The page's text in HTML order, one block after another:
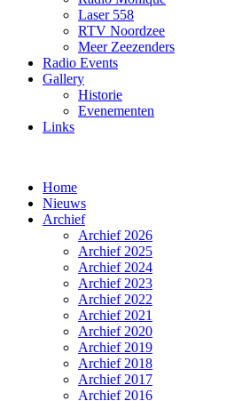
Laser 558
RTV Noordzee
Meer Zeezenders
Radio Events
Gallery
Historie
Evenementen
Links
Home
Nieuws
Archief
Archief 2026
Archief 2025
Archief 2024
Archief 2023
Archief 2022
Archief 2021
Archief 2020
Archief 2019
Archief 2018
Archief 2017
Archief 2016